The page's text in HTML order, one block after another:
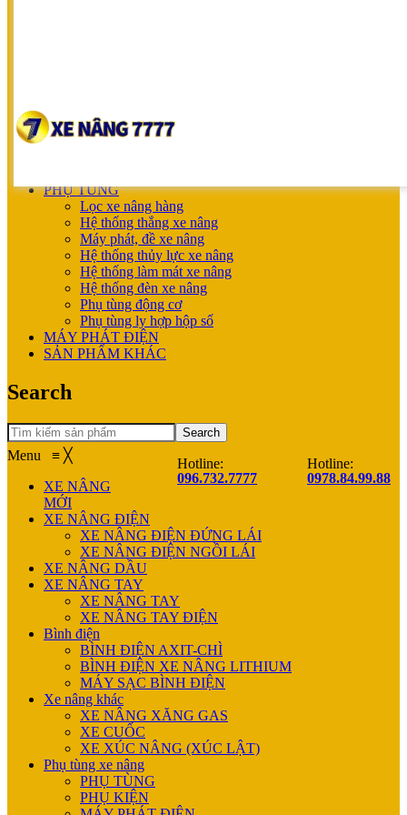
XE NÂNG TAY
XE NÂNG TAY
PHỤ TÙNG
Lọc xe nâng hàng
Hệ thống thắng xe nâng
Máy phát, đề xe nâng
Hệ thống thủy lực xe nâng
Hệ thống làm mát xe nâng
Hệ thống đèn xe nâng
Phụ tùng động cơ
Phụ tùng ly hợp hộp số
MÁY PHÁT ĐIỆN
SẢN PHẨM KHÁC
Search
Search
Hotline:
096.732.7777
Hotline:
0978.84.99.88
Menu ≡ ╳
XE NÂNG
MỚI
XE NÂNG ĐIỆN
XE NÂNG ĐIỆN ĐỨNG LÁI
XE NÂNG ĐIỆN NGỒI LÁI
XE NÂNG DẦU
XE NÂNG TAY
XE NÂNG TAY
XE NÂNG TAY ĐIỆN
Bình điện
BÌNH ĐIỆN AXIT-CHÌ
BÌNH ĐIỆN XE NÂNG LITHIUM
MÁY SẠC BÌNH ĐIỆN
Xe nâng khác
XE NÂNG XĂNG GAS
XE CUỐC
XE XÚC NÂNG (XÚC LẬT)
Phụ tùng xe nâng
PHỤ TÙNG
PHỤ KIỆN